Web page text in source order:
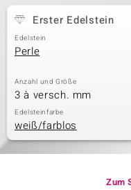
Classics
Erster Edelstein
Edelstein
Perle
Anzahl und Größe
3 à versch. mm
Edelsteinfarbe
weiß/farblos
Zum